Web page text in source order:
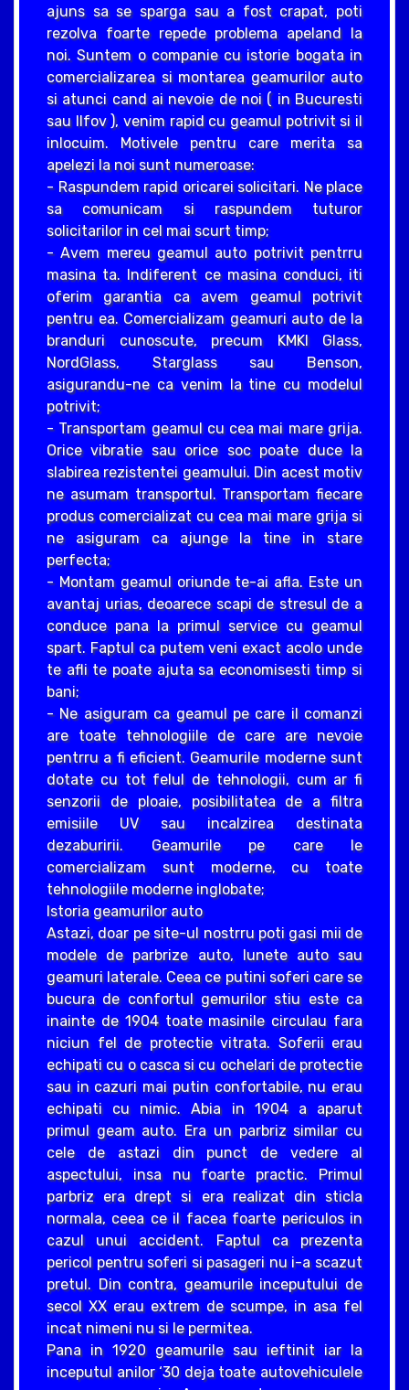
ajuns sa se sparga sau a fost crapat, poti
rezolva foarte repede problema apeland la
noi. Suntem o companie cu istorie bogata in
comercializarea si montarea geamurilor auto
si atunci cand ai nevoie de noi ( in Bucuresti
sau Ilfov ), venim rapid cu geamul potrivit si il
inlocuim. Motivele pentru care merita sa
apelezi la noi sunt numeroase:
- Raspundem rapid oricarei solicitari. Ne place
sa comunicam si raspundem tuturor
solicitarilor in cel mai scurt timp;
- Avem mereu geamul auto potrivit pentrru
masina ta. Indiferent ce masina conduci, iti
oferim garantia ca avem geamul potrivit
pentru ea. Comercializam geamuri auto de la
branduri cunoscute, precum KMKI Glass,
NordGlass, Starglass sau Benson,
asigurandu-ne ca venim la tine cu modelul
potrivit;
- Transportam geamul cu cea mai mare grija.
Orice vibratie sau orice soc poate duce la
slabirea rezistentei geamului. Din acest motiv
ne asumam transportul. Transportam fiecare
produs comercializat cu cea mai mare grija si
ne asiguram ca ajunge la tine in stare
perfecta;
- Montam geamul oriunde te-ai afla. Este un
avantaj urias, deoarece scapi de stresul de a
conduce pana la primul service cu geamul
spart. Faptul ca putem veni exact acolo unde
te afli te poate ajuta sa economisesti timp si
bani;
- Ne asiguram ca geamul pe care il comanzi
are toate tehnologiile de care are nevoie
pentrru a fi eficient. Geamurile moderne sunt
dotate cu tot felul de tehnologii, cum ar fi
senzorii de ploaie, posibilitatea de a filtra
emisiile UV sau incalzirea destinata
dezaburirii. Geamurile pe care le
comercializam sunt moderne, cu toate
tehnologiile moderne inglobate;
Istoria geamurilor auto
Astazi, doar pe site-ul nostrru poti gasi mii de
modele de parbrize auto, lunete auto sau
geamuri laterale. Ceea ce putini soferi care se
bucura de confortul gemurilor stiu este ca
inainte de 1904 toate masinile circulau fara
niciun fel de protectie vitrata. Soferii erau
echipati cu o casca si cu ochelari de protectie
sau in cazuri mai putin confortabile, nu erau
echipati cu nimic. Abia in 1904 a aparut
primul geam auto. Era un parbriz similar cu
cele de astazi din punct de vedere al
aspectului, insa nu foarte practic. Primul
parbriz era drept si era realizat din sticla
normala, ceea ce il facea foarte periculos in
cazul unui accident. Faptul ca prezenta
pericol pentru soferi si pasageri nu i-a scazut
pretul. Din contra, geamurile inceputului de
secol XX erau extrem de scumpe, in asa fel
incat nimeni nu si le permitea.
Pana in 1920 geamurile sau ieftinit iar la
inceputul anilor ‘30 deja toate autovehiculele